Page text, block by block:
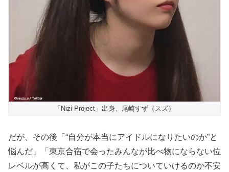
「Nizi Project」出身、尾崎すず（スズ）
だが、その後「“自分が本当にアイドルになりたいのか”と
悩んだ」「東京合宿で会ったみんなが比べ物にならない位
レベルが高くて、私がこの子たちについていけるのか不安